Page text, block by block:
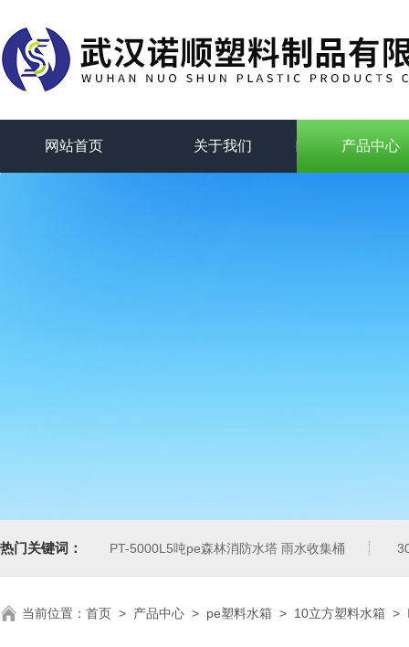
网站首页 关于我们 产品中心
热门关键词： PT-5000L5吨pe森林消防水塔 雨水收集桶
当前位置： 首页 > 产品中心 > pe塑料水箱 > 10立方塑料水箱 >